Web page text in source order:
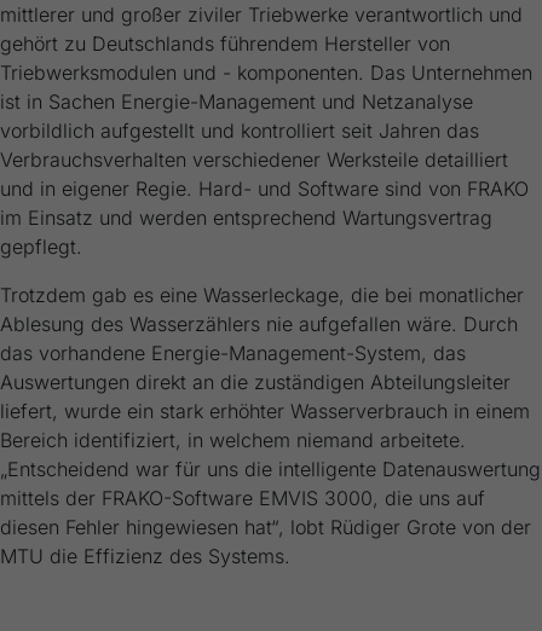
mittlerer und großer ziviler Triebwerke verantwortlich und
gehört zu Deutschlands führendem Hersteller von
Triebwerksmodulen und - komponenten. Das Unternehmen
ist in Sachen Energie-Management und Netzanalyse
vorbildlich aufgestellt und kontrolliert seit Jahren das
Verbrauchsverhalten verschiedener Werksteile detailliert
und in eigener Regie. Hard- und Software sind von FRAKO
im Einsatz und werden entsprechend Wartungsvertrag
gepflegt.
Trotzdem gab es eine Wasserleckage, die bei monatlicher
Ablesung des Wasserzählers nie aufgefallen wäre. Durch
das vorhandene Energie-Management-System, das
Auswertungen direkt an die zuständigen Abteilungsleiter
liefert, wurde ein stark erhöhter Wasserverbrauch in einem
Bereich identifiziert, in welchem niemand arbeitete.
„Entscheidend war für uns die intelligente Datenauswertung
mittels der FRAKO-Software EMVIS 3000, die uns auf
diesen Fehler hingewiesen hat“, lobt Rüdiger Grote von der
MTU die Effizienz des Systems.